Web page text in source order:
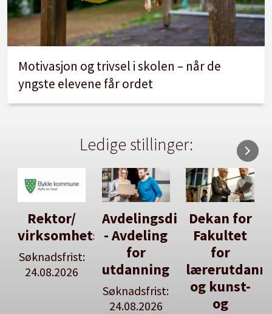
Motivasjon og trivsel i skolen – når de
yngste elevene får ordet
Ledige stillinger:
Avdelingsdirektør
- Avdeling
for
utdanning
Dekan for
Fakultet
for
lærerutdanning
og kunst-
og
Her kan
du utlyse
en ledig
stilling
Se våre
stillingspakker